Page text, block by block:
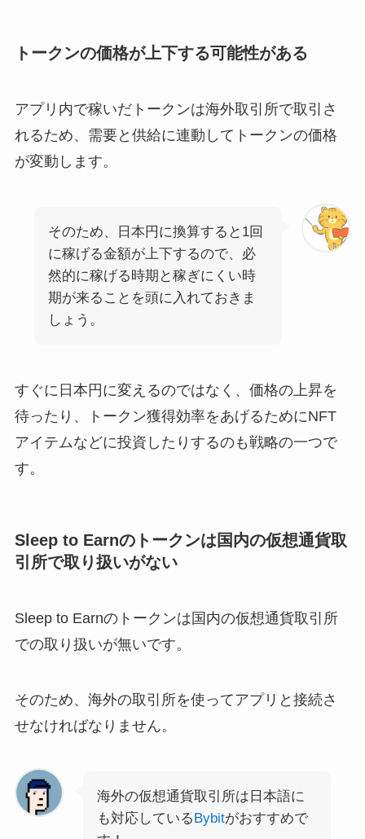
トークンの価格が上下する可能性がある
アプリ内で稼いだトークンは海外取引所で取引さ
れるため、需要と供給に連動してトークンの価格
が変動します。
そのため、日本円に換算すると1回
に稼げる金額が上下するので、必
然的に稼げる時期と稼ぎにくい時
期が来ることを頭に入れておきま
しょう。
すぐに日本円に変えるのではなく、価格の上昇を
待ったり、トークン獲得効率をあげるためにNFT
アイテムなどに投資したりするのも戦略の一つで
す。
Sleep to Earnのトークンは国内の仮想通貨取
引所で取り扱いがない
Sleep to Earnのトークンは国内の仮想通貨取引所
での取り扱いが無いです。
そのため、海外の取引所を使ってアプリと接続さ
せなければなりません。
海外の仮想通貨取引所は日本語に
も対応しているBybitがおすすめで